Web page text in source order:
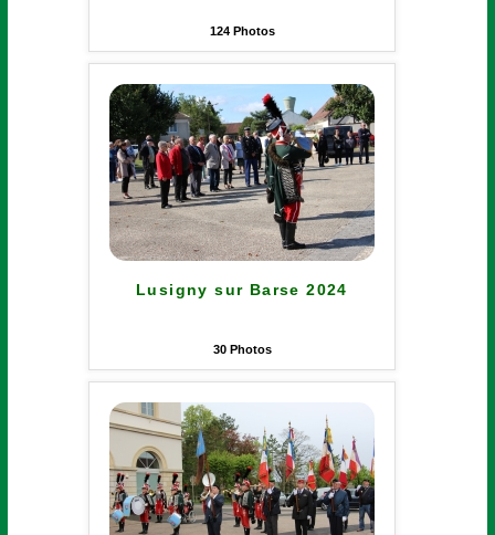
124Photos
Lusigny sur Barse 2024
30Photos